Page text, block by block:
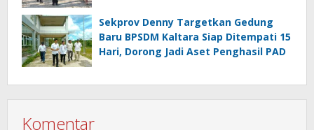
Sekprov Denny Targetkan Gedung
Baru BPSDM Kaltara Siap Ditempati 15
Hari, Dorong Jadi Aset Penghasil PAD
Komentar